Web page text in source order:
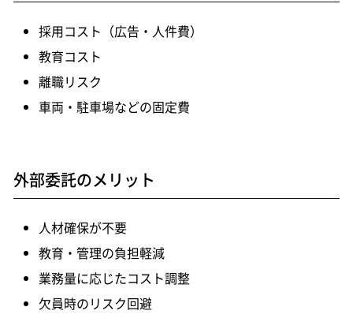
採用コスト（広告・人件費）
教育コスト
離職リスク
車両・駐車場などの固定費
外部委託のメリット
人材確保が不要
教育・管理の負担軽減
業務量に応じたコスト調整
欠員時のリスク回避